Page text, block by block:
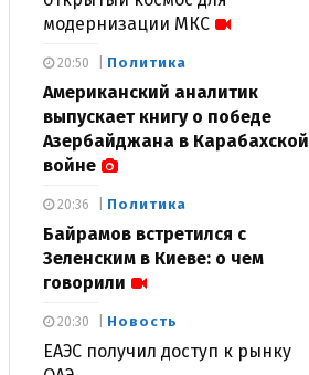
модернизации МКС
Политика
Американский аналитик
выпускает книгу о победе
Азербайджана в Карабахской
войне
20:50
Политика
Байрамов встретился с
Зеленским в Киеве: о чем
говорили
20:36
Новость
ЕАЭС получил доступ к рынку
20:30